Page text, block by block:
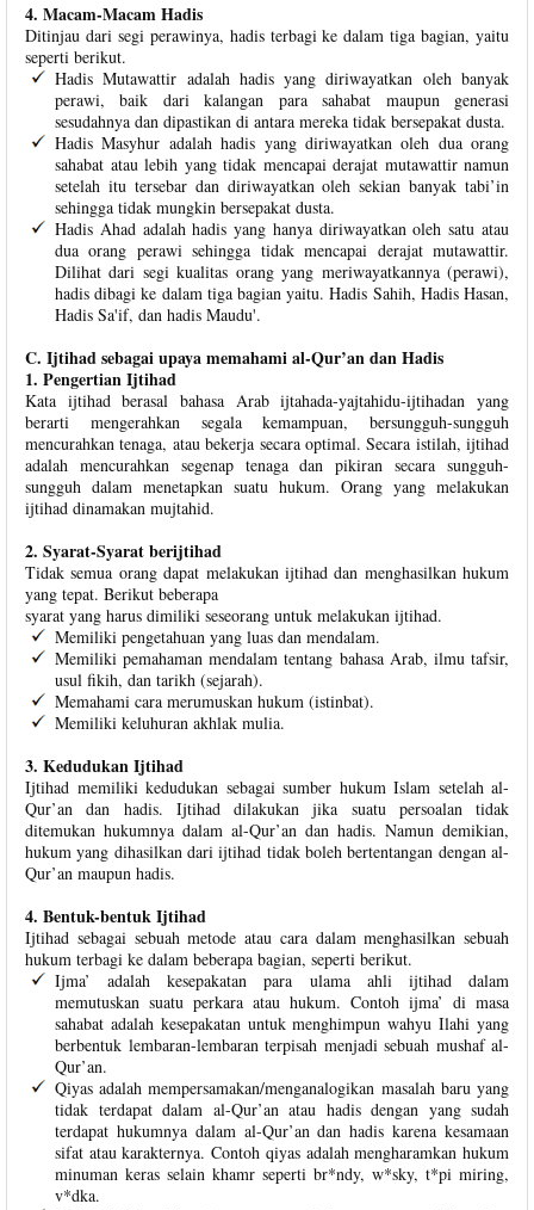
4. Macam-Macam Hadis
Ditinjau dari segi perawinya, hadis terbagi ke dalam tiga bagian, yaitu
seperti berikut.
Hadis Mutawattir adalah hadis yang diriwayatkan oleh banyak
perawi, baik dari kalangan para sahabat maupun generasi
sesudahnya dan dipastikan di antara mereka tidak bersepakat dusta.
Hadis Masyhur adalah hadis yang diriwayatkan oleh dua orang
sahabat atau lebih yang tidak mencapai derajat mutawattir namun
setelah itu tersebar dan diriwayatkan oleh sekian banyak tabi’in
sehingga tidak mungkin bersepakat dusta.
Hadis Ahad adalah hadis yang hanya diriwayatkan oleh satu atau
dua orang perawi sehingga tidak mencapai derajat mutawattir.
Dilihat dari segi kualitas orang yang meriwayatkannya (perawi),
hadis dibagi ke dalam tiga bagian yaitu. Hadis Sahih, Hadis Hasan,
Hadis Sa'if, dan hadis Maudu'.
C. Ijtihad sebagai upaya memahami al-Qur’an dan Hadis
1. Pengertian Ijtihad
Kata ijtihad berasal bahasa Arab ijtahada-yajtahidu-ijtihadan yang
berarti mengerahkan segala kemampuan, bersungguh-sungguh
mencurahkan tenaga, atau bekerja secara optimal. Secara istilah, ijtihad
adalah mencurahkan segenap tenaga dan pikiran secara sungguh-
sungguh dalam menetapkan suatu hukum. Orang yang melakukan
ijtihad dinamakan mujtahid.
2. Syarat-Syarat berijtihad
Tidak semua orang dapat melakukan ijtihad dan menghasilkan hukum
yang tepat. Berikut beberapa
syarat yang harus dimiliki seseorang untuk melakukan ijtihad.
Memiliki pengetahuan yang luas dan mendalam.
Memiliki pemahaman mendalam tentang bahasa Arab, ilmu tafsir,
usul fikih, dan tarikh (sejarah).
Memahami cara merumuskan hukum (istinbat).
Memiliki keluhuran akhlak mulia.
3. Kedudukan Ijtihad
Ijtihad memiliki kedudukan sebagai sumber hukum Islam setelah al-
Qur’an dan hadis. Ijtihad dilakukan jika suatu persoalan tidak
ditemukan hukumnya dalam al-Qur’an dan hadis. Namun demikian,
hukum yang dihasilkan dari ijtihad tidak boleh bertentangan dengan al-
Qur’an maupun hadis.
4. Bentuk-bentuk Ijtihad
Ijtihad sebagai sebuah metode atau cara dalam menghasilkan sebuah
hukum terbagi ke dalam beberapa bagian, seperti berikut.
Ijma’ adalah kesepakatan para ulama ahli ijtihad dalam
memutuskan suatu perkara atau hukum. Contoh ijma’ di masa
sahabat adalah kesepakatan untuk menghimpun wahyu Ilahi yang
berbentuk lembaran-lembaran terpisah menjadi sebuah mushaf al-
Qur’an.
Qiyas adalah mempersamakan/menganalogikan masalah baru yang
tidak terdapat dalam al-Qur’an atau hadis dengan yang sudah
terdapat hukumnya dalam al-Qur’an dan hadis karena kesamaan
sifat atau karakternya. Contoh qiyas adalah mengharamkan hukum
minuman keras selain khamr seperti br*ndy, w*sky, t*pi miring,
v*dka.